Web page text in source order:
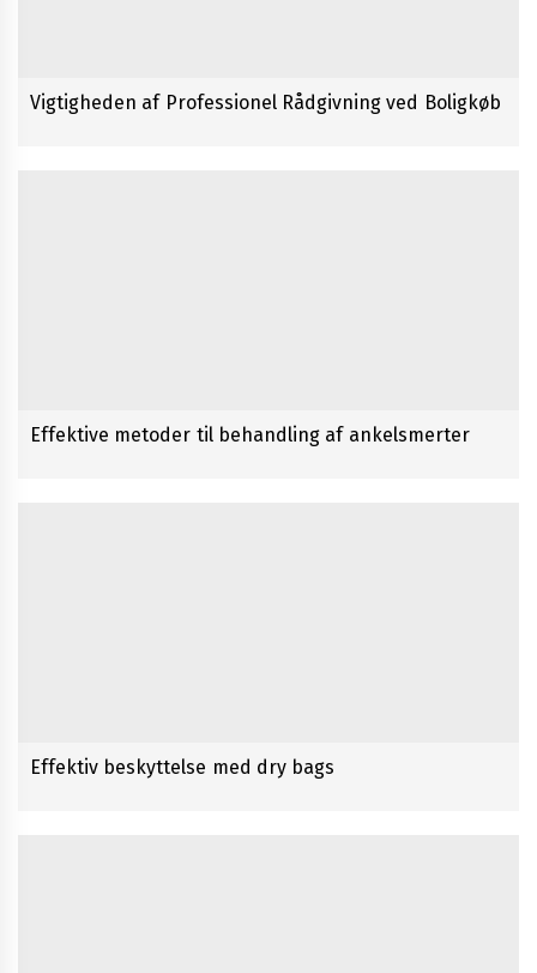
Vigtigheden af Professionel Rådgivning ved Boligkøb
Effektive metoder til behandling af ankelsmerter
Effektiv beskyttelse med dry bags